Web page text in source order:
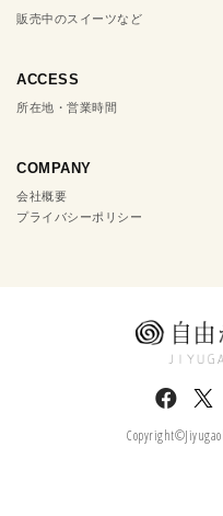
販売中のスイーツなど
ACCESS
所在地・営業時間
COMPANY
会社概要
プライバシーポリシー